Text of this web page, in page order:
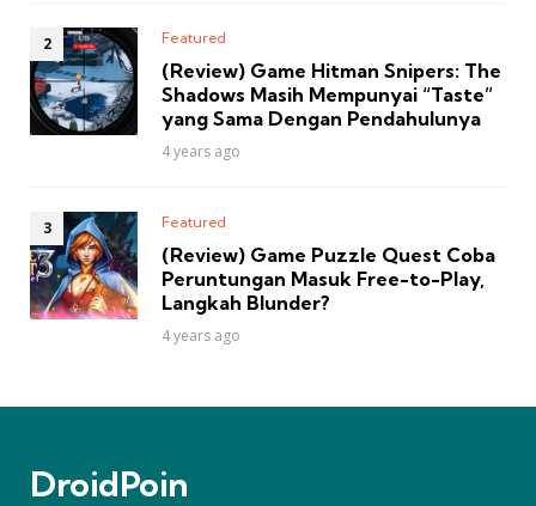
Featured
(Review) Game Hitman Snipers: The
Shadows Masih Mempunyai “Taste”
yang Sama Dengan Pendahulunya
4 years ago
Featured
(Review) Game Puzzle Quest Coba
Peruntungan Masuk Free-to-Play,
Langkah Blunder?
4 years ago
DroidPoin